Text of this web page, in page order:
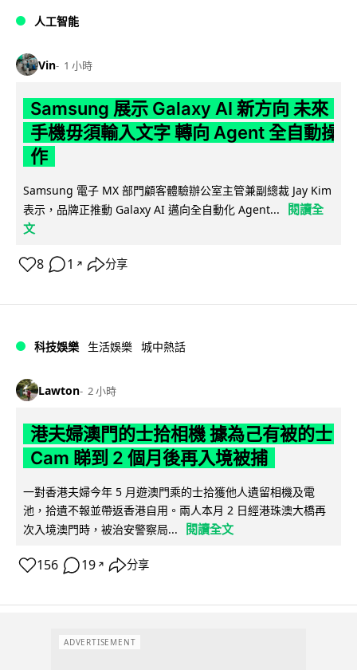
人工智能
Vin 1 小時
Samsung 展示 Galaxy AI 新方向 未來
手機毋須輸入文字 轉向 Agent 全自動操
作
Samsung 電子 MX 部門顧客體驗辦公室主管兼副總裁 Jay Kim
表示，品牌正推動 Galaxy AI 邁向全自動化 Agent...
閱讀全
文
8 1 ↗ 分享
科技娛樂 生活娛樂 城中熱話
Lawton 2 小時
港夫婦澳門的士拾相機 據為己有被的士
Cam 睇到 2 個月後再入境被捕
一對香港夫婦今年 5 月遊澳門乘的士拾獲他人遺留相機及電
池，拾遺不報並帶返香港自用。兩人本月 2 日經港珠澳大橋再
次入境澳門時，被治安警察局...
閱讀全文
156 19 ↗ 分享
ADVERTISEMENT